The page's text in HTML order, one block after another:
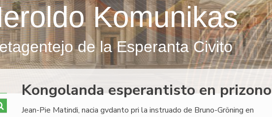
Komunikas
de la Esperanta Civito
Kongolanda esperantisto en prizono
Jean-Pie Matindi, nacia gvdanto pri la instruado de Bruno-Gröning en